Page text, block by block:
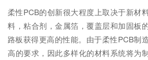
柔性PCB的创新很大程度上取决于新材
料，粘合剂，金属箔，覆盖层和加固板
路板获得更高的性能。由于柔性PCB制
高的要求，因此多样化的材料系统将为